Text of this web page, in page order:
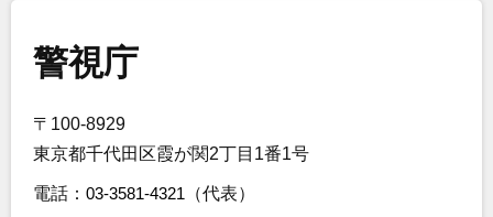
警視庁
〒100-8929
東京都千代田区霞が関2丁目1番1号
電話： 03-3581-4321 （代表）